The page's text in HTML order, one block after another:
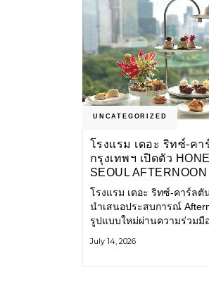
เป็นส่วนหนึ่งของการเดินทา
บริการ สิ่งอำนวยความสะด
UNCATEGORIZED
โรงแรม เดอะ ริทซ์-คา
กรุงเทพฯ เปิดตัว
SEOUL
COLLABORATION ณ
(CALEŌ) ชวนสัมผัสเส
ขนมหวานร่วมสมัยจาก
โรงแรม เดอะ ริทซ์-คาร์ลตั
นำเสนอประสบการณ์
รูปแบบใหม่ผ่านความร่วมมื
หวานสไตล์ฝรั่งเศสร่วมสมัย
July 14, 2026